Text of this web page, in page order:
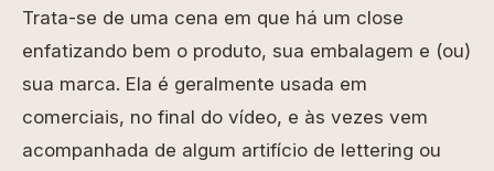
Trata-se de uma cena em que há um close
enfatizando bem o produto, sua embalagem e (ou)
sua marca. Ela é geralmente usada em
comerciais, no final do vídeo, e às vezes vem
acompanhada de algum artifício de lettering ou